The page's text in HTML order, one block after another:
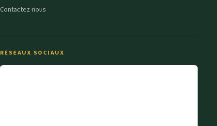
Contactez-nous
RÉSEAUX SOCIAUX